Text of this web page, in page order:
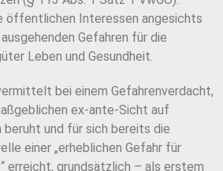
öffentlichen Interessen angesichts
Gefahren für die
Leben und Gesundheit.
bei einem Gefahrenverdacht,
ex-ante-Sicht auf
und für sich bereits die
einer „erheblichen Gefahr für
erreicht, grundsätzlich – als erstem